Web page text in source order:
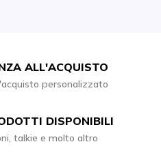
ALL'ACQUISTO
personalizzato
DISPONIBILI
talkie e molto altro